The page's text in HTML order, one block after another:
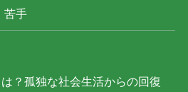
苦手
？孤独な社会生活からの回復